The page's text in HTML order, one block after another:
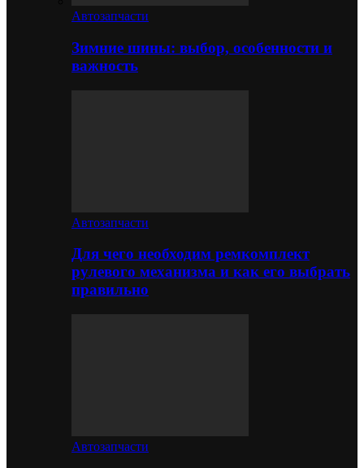
Автозапчасти
Зимние шины: выбор, особенности и
важность
Автозапчасти
Для чего необходим ремкомплект
рулевого механизма и как его выбрать
правильно
Автозапчасти